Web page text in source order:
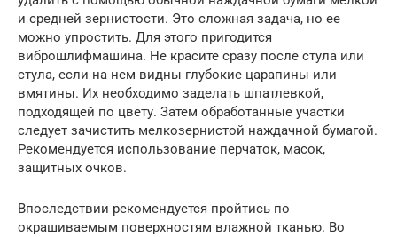
и средней зернистости. Это сложная задача, но ее
можно упростить. Для этого пригодится
виброшлифмашина. Не красите сразу после стула или
стула, если на нем видны глубокие царапины или
вмятины. Их необходимо заделать шпатлевкой,
подходящей по цвету. Затем обработанные участки
следует зачистить мелкозернистой наждачной бумагой.
Рекомендуется использование перчаток, масок,
защитных очков.
Впоследствии рекомендуется пройтись по
окрашиваемым поверхностям влажной тканью. Во